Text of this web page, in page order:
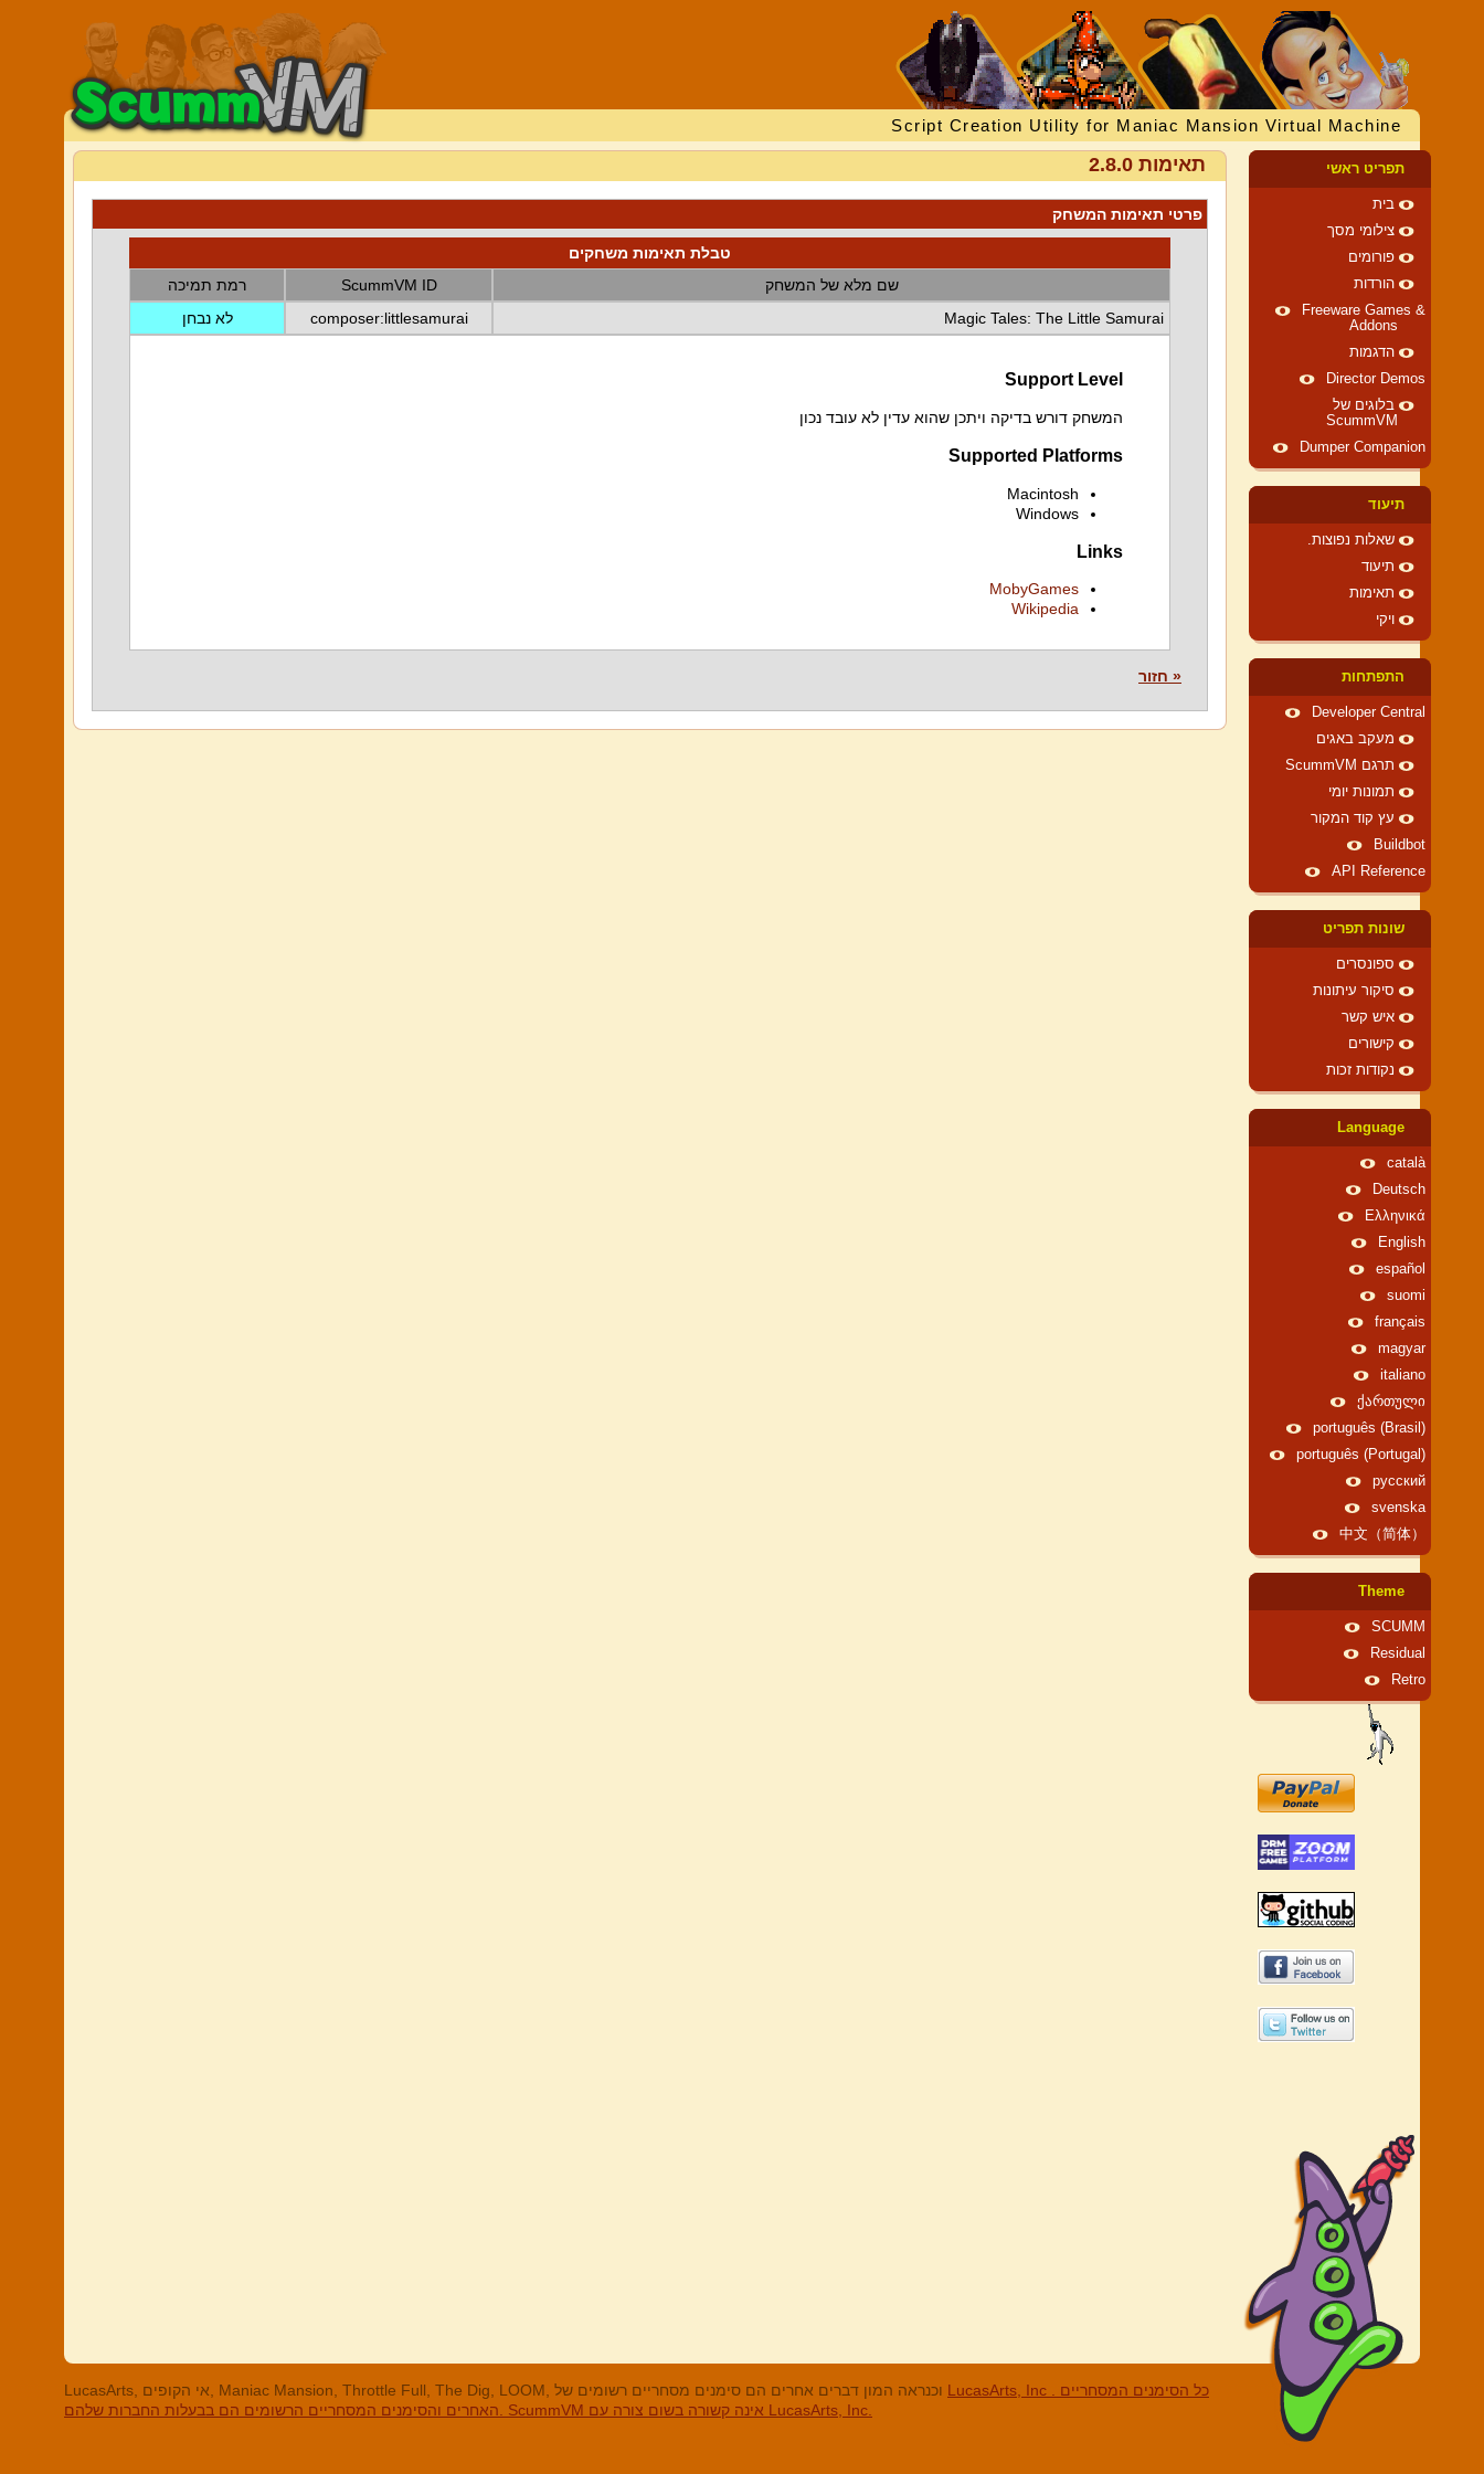
Script Creation Utility for Maniac Mansion Virtual Machine
תאימות 2.8.0
פרטי תאימות המשחק
טבלת תאימות משחקים
שם מלא של המשחק
ScummVM ID
רמת תמיכה
Magic Tales: The Little Samurai
composer:littlesamurai לא נבחן
Support Level
המשחק דורש בדיקה ויתכן שהוא עדין לא עובד נכון
Supported Platforms
Macintosh
Windows
Links
MobyGames
Wikipedia
« חזור
תפריט ראשי
בית
צילומי מסך
פורומים
הורדות
Freeware Games &
Addons
הדגמות
Director Demos
בלוגים של
ScummVM
Dumper Companion
תיעוד
שאלות נפוצות.
תיעוד
תאימות
ויקי
התפתחות
Developer Central
מעקב באגים
תרגם ScummVM
תמונות יומי
עץ קוד המקור
Buildbot
API Reference
שונות תפריט
ספונסרים
סיקור עיתונות
איש קשר
קישורים
נקודות זכות
Language
català
Deutsch
Ελληνικά
English
español
suomi
français
magyar
italiano
ქართული
português (Brasil)
português (Portugal)
русский
svenska
中文（简体）
Theme
SCUMM
Residual
Retro
LucasArts, Inc . כל הסימנים המסחריים
האחרים והסימנים המסחריים הרשומים הם בבעלות החברות שלהם. ScummVM אינה קשורה בשום צורה עם LucasArts, Inc.